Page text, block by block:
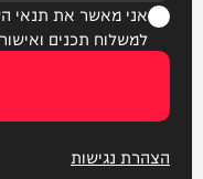
אני מאשר את תנאי
למשלוח תכנים
הצהרת נגישות